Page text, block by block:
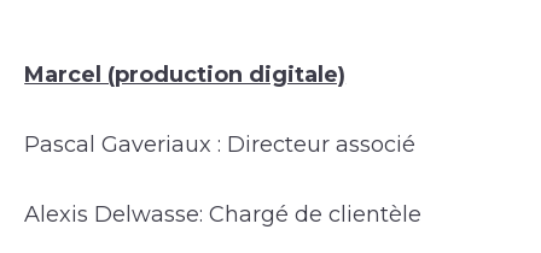
Marcel (production digitale)
Pascal Gaveriaux : Directeur associé
Alexis Delwasse: Chargé de clientèle